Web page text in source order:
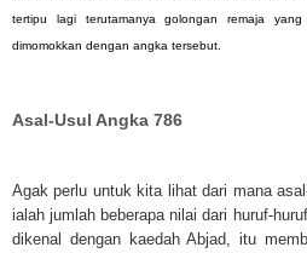
tertipu lagi terutamanya golongan remaja
dimomokkan dengan angka tersebut.
Asal-Usul Angka 786
Agak perlu untuk kita lihat dari mana
ialah jumlah beberapa nilai dari huruf-
dikenal dengan kaedah Abjad, itu